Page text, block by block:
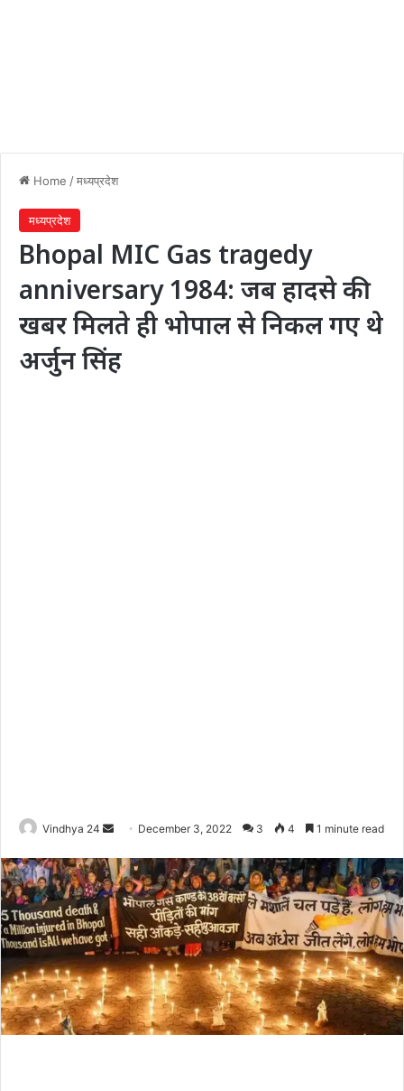
Home /मध्यप्रदेश
मध्यप्रदेश
Bhopal MIC Gas tragedy
anniversary 1984: जब हादसे की
खबर मिलते ही भोपाल से निकल गए थे
अर्जुन सिंह
Vindhya 24
Send
email
December 3, 2022 3 4 1 minute read